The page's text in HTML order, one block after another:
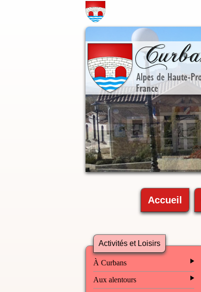
Accueil
Activités et Loisirs
À Curbans
Aux alentours